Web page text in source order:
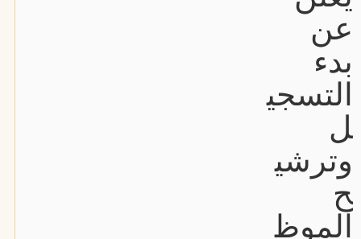
عن
بدء
التسجي
ل
وترشي
ح
الموظ